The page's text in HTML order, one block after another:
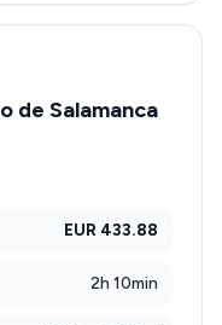
de Salamanca
EUR 433.88
2h 10min